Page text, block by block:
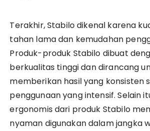
Terakhir, Stabilo dikenal karena
tahan lama dan kemudahan
Produk-produk Stabilo dibuat
berkualitas tinggi dan dirancang
memberikan hasil yang konsisten
penggunaan yang intensif. Selain
ergonomis dari produk Stabilo
nyaman digunakan dalam jangka